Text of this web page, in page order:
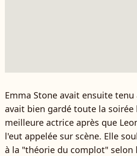
Emma Stone avait ensuite
avait bien gardé toute la soirée
meilleure actrice après que
l'eut appelée sur scène. Elle
à la "théorie du complot" selon